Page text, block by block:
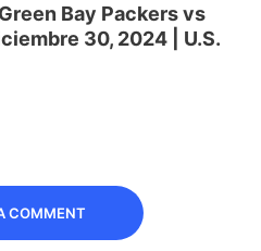
Bay Packers vs
30, 2024 | U.S.
COMMENT